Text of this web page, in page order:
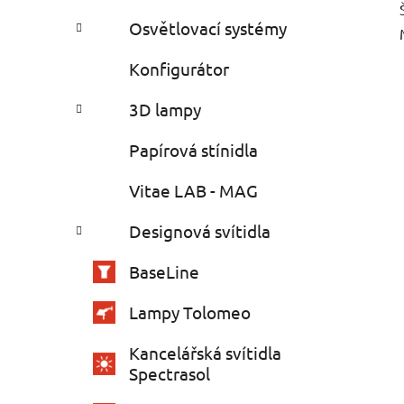
Osvětlovací systémy
Konfigurátor
3D lampy
Papírová stínidla
Vitae LAB - MAG
Designová svítidla
BaseLine
Lampy Tolomeo
Kancelářská svítidla
Spectrasol